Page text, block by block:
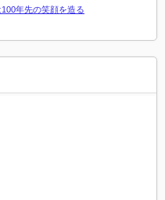
年先の笑顔を造る